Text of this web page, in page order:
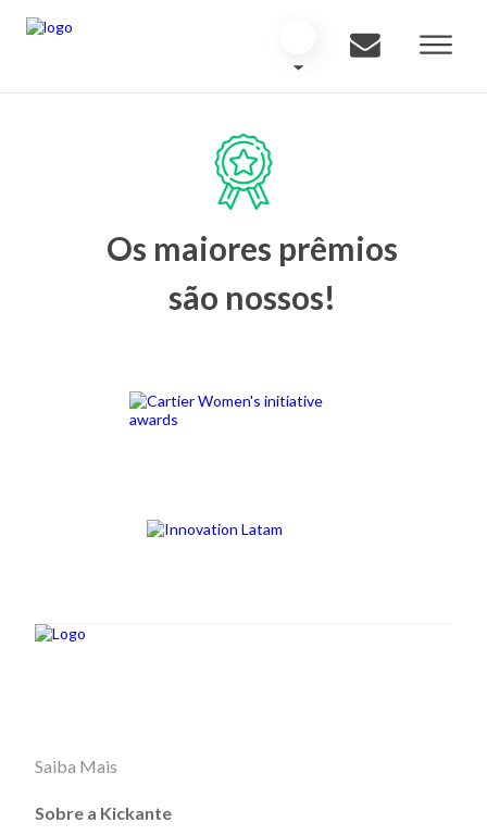
Os maiores prêmios
são nossos!
Saiba Mais
Sobre a Kickante